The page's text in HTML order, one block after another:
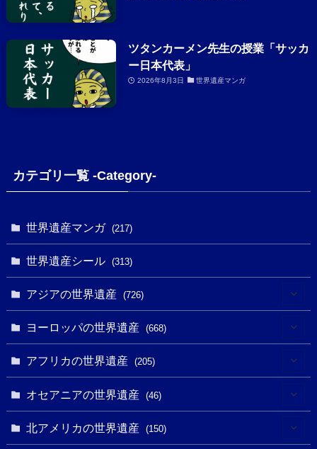
ツタンカーメン先生の授業「サッカ
ー日本代表」
2026年8月3日 世界遺産マンガ
カテゴリ一覧 -Category-
世界遺産マンガ (217)
世界遺産シール (313)
アジアの世界遺産 (726)
(6)
ヨーロッパの世界遺産 (668)
(4)
(3)
アフリカの世界遺産 (205)
(8)
(1)
オセアニアの世界遺産 (46)
北アメリカの世界遺産 (150)